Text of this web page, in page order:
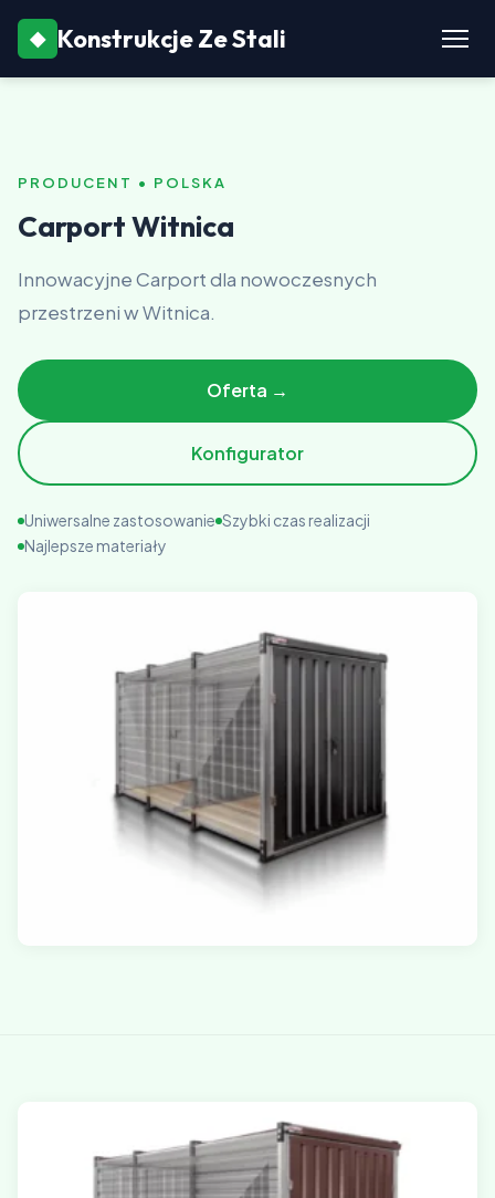
◆ Konstrukcje Ze Stali
PRODUCENT • POLSKA
Carport Witnica
Innowacyjne Carport dla nowoczesnych
przestrzeni w Witnica.
Oferta →
Konfigurator
Uniwersalne zastosowanie Szybki czas realizacji
Najlepsze materiały